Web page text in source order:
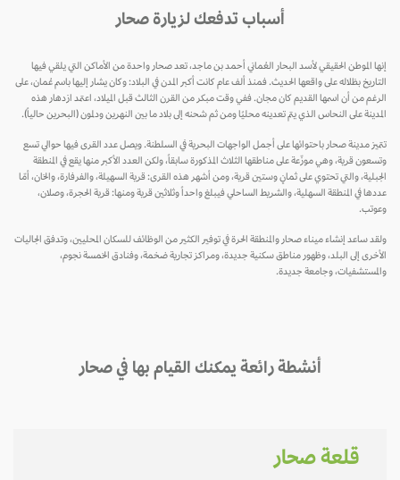
أسباب تدفعك لزيارة صحار
إنها الموطن الحقيقي لأسد البحار العُماني أحمد بن ماجد، تعد صحار واحدة من الأماكن التي يلقي فيها
التاريخ بظلاله على واقعها الحديث. فمنذ ألف عام كانت أكبر المدن في البلاد: وكان يشار إليها باسم عُمان، على
الرغم من أن اسمها القديم كان مجان. ففي وقت مبكر من القرن الثالث قبل الميلاد، اعتمد ازدهار هذه
المدينة على النحاس الذي يتم تعدينه محليًا ومن ثم شحنه إلى بلاد ما بين النهرين ودلمون (البحرين حالياً).
تتميز مدينة صحار باحتوائها على أجمل الواجهات البحرية في السلطنة. ويصل عدد القرى فيها حوالي تسع
وتسعون قرية، وهي موزّعة على مناطقها الثلاث المذكورة سابقاً، ولكن العدد الأكبر منها يقع في المنطقة
الجبلية، والتي تحتوي على ثمانٍ وستين قرية، ومن أشهر هذه القرى: قرية السهيلة، والفرفارة، والخان، أمّا
عددها في المنطقة السهلية، والشريط الساحلي فيبلغ واحداً وثلاثين قرية ومنها: قرية الحجرة، وصلان،
وعوتب.
ولقد ساعد إنشاء ميناء صحار والمنطقة الحرة في توفير الكثير من الوظائف للسكان المحليين، وتدفق الجاليات
الأخرى إلى البلد، وظهور مناطق سكنية جديدة، ومراكز تجارية ضخمة، وفنادق الخمسة نجوم،
والمستشفيات، وجامعة جديدة.
أنشطة رائعة يمكنك القيام بها في صحار
قلعة صحار